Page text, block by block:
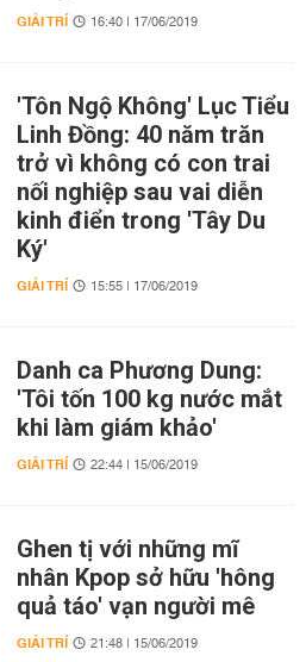
GIẢI TRÍ 16:40 | 17/06/2019
'Tôn Ngộ Không' Lục Tiểu
Linh Đồng: 40 năm trăn
trở vì không có con trai
nối nghiệp sau vai diễn
kinh điển trong 'Tây Du
Ký'
GIẢI TRÍ 15:55 | 17/06/2019
Danh ca Phương Dung:
'Tôi tốn 100 kg nước mắt
khi làm giám khảo'
GIẢI TRÍ 22:44 | 15/06/2019
Ghen tị với những mĩ
nhân Kpop sở hữu 'hông
quả táo' vạn người mê
GIẢI TRÍ 21:48 | 15/06/2019